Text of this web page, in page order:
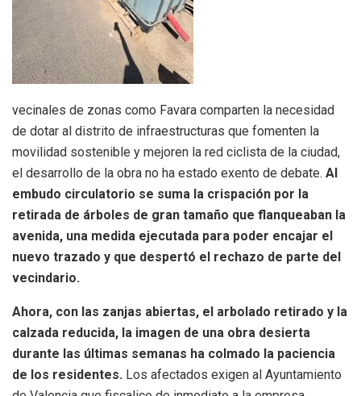
vecinales de zonas como Favara comparten la necesidad
de dotar al distrito de infraestructuras que fomenten la
movilidad sostenible y mejoren la red ciclista de la ciudad,
el desarrollo de la obra no ha estado exento de debate. Al
embudo circulatorio se suma la crispación por la
retirada de árboles de gran tamaño que flanqueaban la
avenida, una medida ejecutada para poder encajar el
nuevo trazado y que despertó el rechazo de parte del
vecindario.
Ahora, con las zanjas abiertas, el arbolado retirado y la
calzada reducida, la imagen de una obra desierta
durante las últimas semanas ha colmado la paciencia
de los residentes. Los afectados exigen al Ayuntamiento